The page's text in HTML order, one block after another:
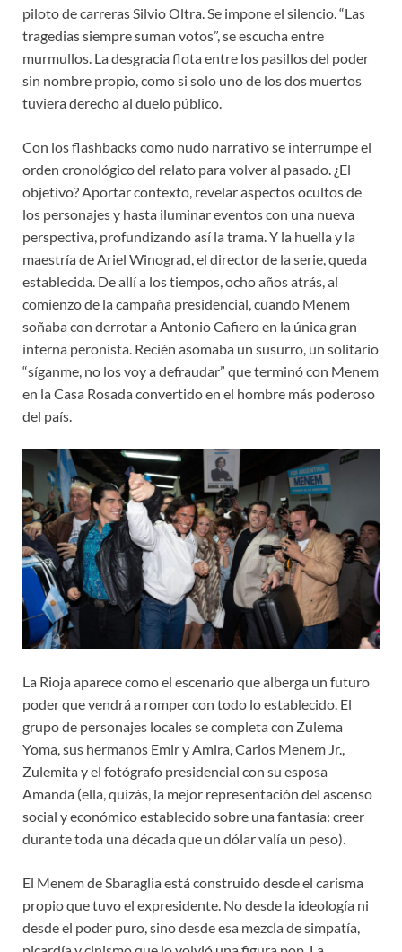
piloto de carreras Silvio Oltra. Se impone el silencio. “Las
tragedias siempre suman votos”, se escucha entre
murmullos. La desgracia flota entre los pasillos del poder
sin nombre propio, como si solo uno de los dos muertos
tuviera derecho al duelo público.
Con los flashbacks como nudo narrativo se interrumpe el
orden cronológico del relato para volver al pasado. ¿El
objetivo? Aportar contexto, revelar aspectos ocultos de
los personajes y hasta iluminar eventos con una nueva
perspectiva, profundizando así la trama. Y la huella y la
maestría de Ariel Winograd, el director de la serie, queda
establecida. De allí a los tiempos, ocho años atrás, al
comienzo de la campaña presidencial, cuando Menem
soñaba con derrotar a Antonio Cafiero en la única gran
interna peronista. Recién asomaba un susurro, un solitario
“síganme, no los voy a defraudar” que terminó con Menem
en la Casa Rosada convertido en el hombre más poderoso
del país.
La Rioja aparece como el escenario que alberga un futuro
poder que vendrá a romper con todo lo establecido. El
grupo de personajes locales se completa con Zulema
Yoma, sus hermanos Emir y Amira, Carlos Menem Jr.,
Zulemita y el fotógrafo presidencial con su esposa
Amanda (ella, quizás, la mejor representación del ascenso
social y económico establecido sobre una fantasía: creer
durante toda una década que un dólar valía un peso).
El Menem de Sbaraglia está construido desde el carisma
propio que tuvo el expresidente. No desde la ideología ni
desde el poder puro, sino desde esa mezcla de simpatía,